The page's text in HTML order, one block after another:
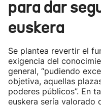
para dar
euskera
Se plantea revertir el
exigencia del
general, “pudiendo
objetiva, aquellas
poderes públicos”. En
euskera sería valorado